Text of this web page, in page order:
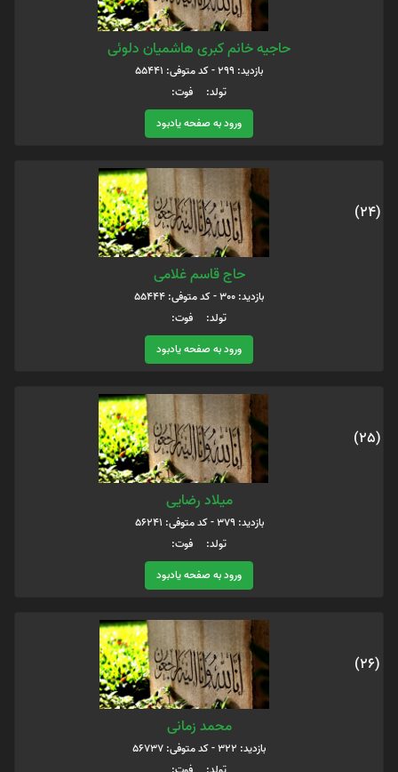
حاجیه خانم کبری هاشمیان دلوئی
بازدید: 299 - کد متوفی: 55441
تولد: فوت:
ورود به صفحه یادبود
(24)
حاج قاسم غلامی
بازدید: 300 - کد متوفی: 55444
تولد: فوت:
ورود به صفحه یادبود
(25)
میلاد رضایی
بازدید: 379 - کد متوفی: 56241
تولد: فوت:
ورود به صفحه یادبود
(26)
محمد زمانی
بازدید: 322 - کد متوفی: 56737